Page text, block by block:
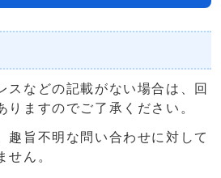
スなどの記載がない場合は、回
りますのでご了承ください。
趣旨不明な問い合わせに対して
せん。